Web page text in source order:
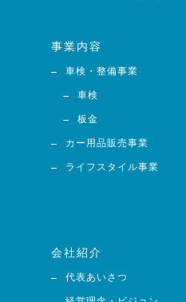
事業内容
車検・整備事業
車検
板金
カー用品販売事業
ライフスタイル事業
会社紹介
代表あいさつ